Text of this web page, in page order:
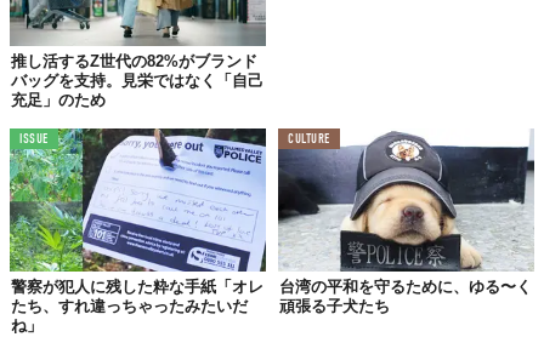
ちなみに画像は、試乗をしている様子。
任務のためとはいえ、男としてはすごく羨ましいと思ってしまい
ます。
Licensed material used with permission byHoversurf Inc
推し活するZ世代の82%がブランド
バッグを支持。見栄ではなく「自己
充足」のため
ISSUE
警察が犯人に残した粋な手紙「オレ
たち、すれ違っちゃったみたいだ
ね」
CULTURE
台湾の平和を守るために、ゆる〜く
頑張る子犬たち